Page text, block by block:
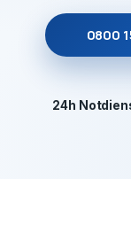
0800
24h